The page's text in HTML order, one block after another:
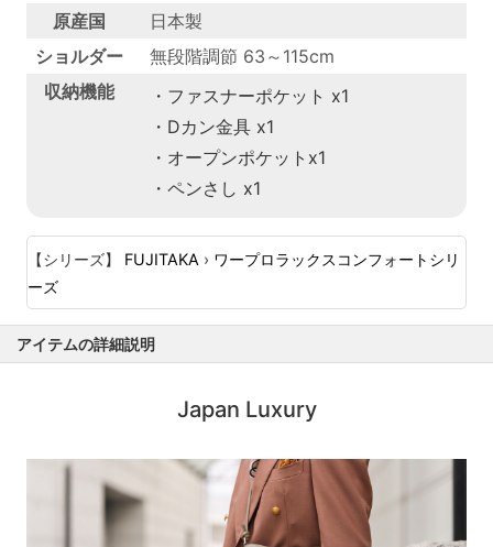
原産国
日本製
ショルダー
無段階調節 63～115cm
収納機能
・ファスナーポケット x1
・Dカン金具 x1
・オープンポケットx1
・ペンさし x1
【シリーズ】 FUJITAKA › ワープロラックスコンフォートシリ
ーズ
アイテムの詳細説明
Japan Luxury